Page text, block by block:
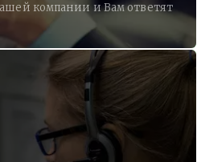
компании и Вам ответят